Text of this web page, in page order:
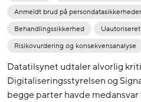
Anmeldt brud på
Behandlingssikkerhed
Risikovurdering og konsekvensanalyse
Datatilsynet udtaler alvorlig
Digitaliseringsstyrelsen og
begge parter havde